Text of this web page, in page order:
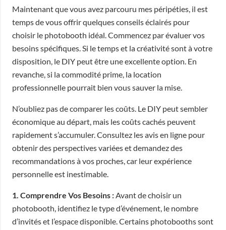
Maintenant que vous avez parcouru mes péripéties, il est
temps de vous offrir quelques conseils éclairés pour
choisir le photobooth idéal. Commencez par évaluer vos
besoins spécifiques. Si le temps et la créativité sont à votre
disposition, le DIY peut être une excellente option. En
revanche, si la commodité prime, la location
professionnelle pourrait bien vous sauver la mise.
N’oubliez pas de comparer les coûts. Le DIY peut sembler
économique au départ, mais les coûts cachés peuvent
rapidement s’accumuler. Consultez les avis en ligne pour
obtenir des perspectives variées et demandez des
recommandations à vos proches, car leur expérience
personnelle est inestimable.
1. Comprendre Vos Besoins :Avant de choisir un
photobooth, identifiez le type d’événement, le nombre
d’invités et l’espace disponible. Certains photobooths sont